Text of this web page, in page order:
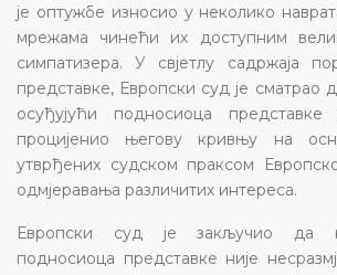
је оптужбе износио у неколико
мрежама чинећи их доступним
симпатизера. У свјетлу садржаја
представке, Европски суд је сматрао
осуђујући подносиоца представке
процијенио његову кривњу на
утврђених судском праксом
одмјеравања различитих интереса.
Европски суд је закључио да
подносиоца представке није